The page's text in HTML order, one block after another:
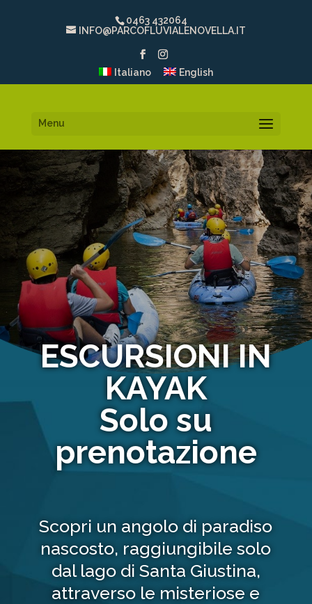
0463 432064
INFO@PARCOFLUVIALENOVELLA.IT
Italiano English
Menu
ESCURSIONI IN
KAYAK
Solo su
prenotazione
Scopri un angolo di paradiso
nascosto, raggiungibile solo
dal lago di Santa Giustina,
attraverso le misteriose e